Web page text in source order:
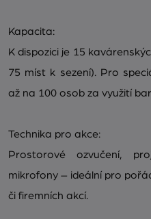
Kapacita:
K dispozici je 15
75 míst k sezení). Pro
až na 100 osob za využití
Technika pro akce:
Prostorové ozvučení,
mikrofony – ideální pro
či firemních akcí.